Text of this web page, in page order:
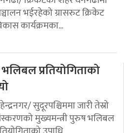
भईरहेको ग्रासरुट क्रिकेट
कार्यक्रमका...
प्रतियोगिताको
सुदूरपश्चिममा जारी तेस्रो
मुख्यमन्त्री पुरुष भलिबल